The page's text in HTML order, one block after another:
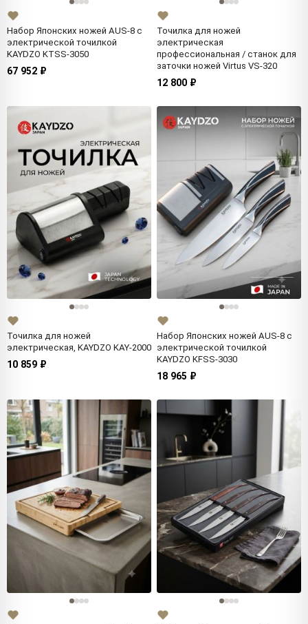
Набор Японских ножей AUS-8 с
электрической точилкой
KAYDZO KTSS-3050
67 952 ₽
Точилка для ножей
электрическая
профессиональная / станок для
заточки ножей Virtus VS-320
12 800 ₽
Точилка для ножей
электрическая, KAYDZO KAY-2000
10 859 ₽
Набор Японских ножей AUS-8 с
электрической точилкой
KAYDZO KFSS-3030
18 965 ₽